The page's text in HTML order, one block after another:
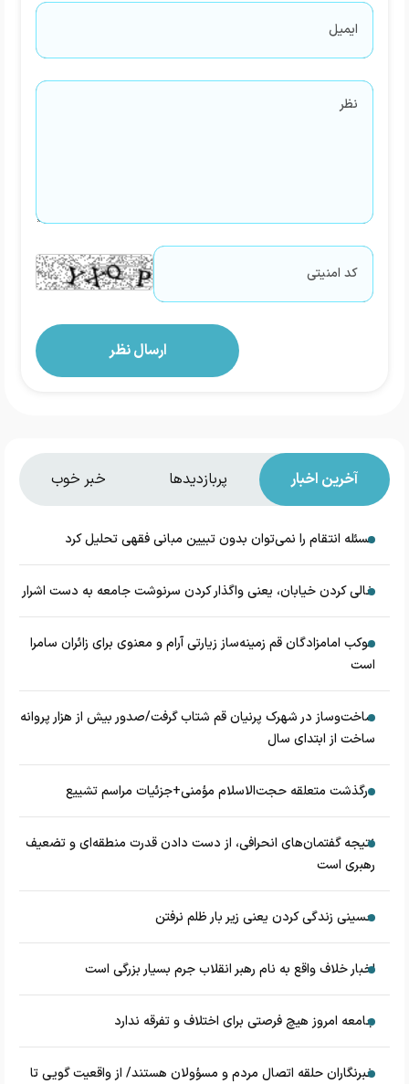
آخرین اخبار پربازدیدها خبر خوب
مسئله انتقام را نمی‌توان بدون تبیین مبانی فقهی تحلیل کرد
خالی کردن خیابان، یعنی واگذار کردن سرنوشت جامعه به دست اشرار
موکب امامزادگان قم زمینه‌ساز زیارتی آرام و معنوی برای زائران سامرا
است
ساخت‌وساز در شهرک پرنیان قم شتاب گرفت/صدور بیش از هزار پروانه
ساخت از ابتدای سال
درگذشت متعلقه حجت‌الاسلام مؤمنی+جزئیات مراسم تشییع
نتیجه گفتمان‌های انحرافی، از دست دادن قدرت منطقه‌ای و تضعیف
رهبری است
حسینی زندگی کردن یعنی زیر بار ظلم نرفتن
اخبار خلاف واقع به نام رهبر انقلاب جرم بسیار بزرگی است
جامعه امروز هیچ فرصتی برای اختلاف و تفرقه ندارد
خبرنگاران حلقه اتصال مردم و مسؤولان هستند/ از واقعیت گویی تا